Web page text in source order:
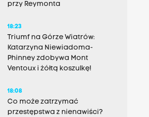
przy Reymonta
18:23
Triumf na Górze Wiatrów:
Katarzyna Niewiadoma-
Phinney zdobywa Mont
Ventoux i żółtą koszulkę!
18:08
Co może zatrzymać
przestępstwa z nienawiści?